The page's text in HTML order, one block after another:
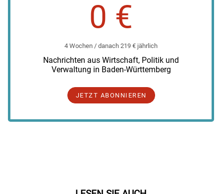
0 €
4 Wochen / danach 219 € jährlich
Nachrichten aus Wirtschaft, Politik und
Verwaltung in Baden-Württemberg
JETZT ABONNIEREN